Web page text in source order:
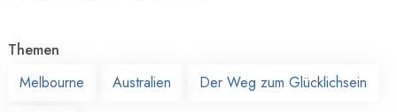
Themen
Melbourne
Australien Der Weg zum Glücklichsein